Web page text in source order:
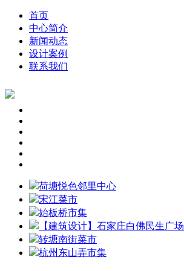
首页
中心简介
新闻动态
设计案例
联系我们
荷塘悦色邻里中心
宋江菜市
始板桥市集
【建筑设计】石家庄白佛民生广场
转塘南街菜市
杭州东山弄市集